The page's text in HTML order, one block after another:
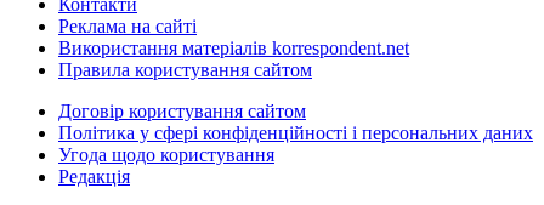
Реклама на сайті
Використання матеріалів korrespondent.net
Правила користування сайтом
Договір користування сайтом
Політика у сфері конфіденційності і персональних даних
Угода щодо користування
Редакція